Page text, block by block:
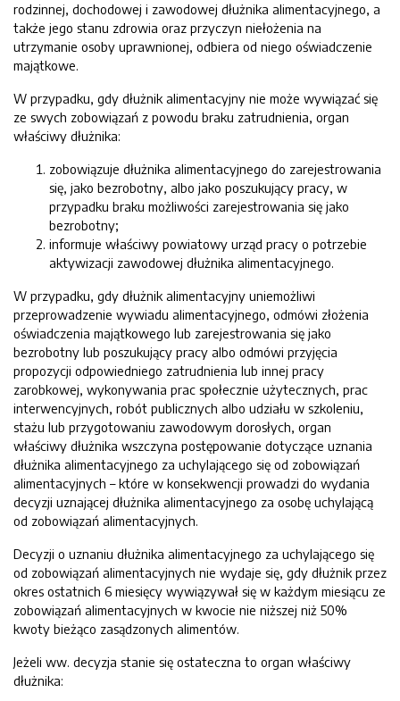
rodzinnej, dochodowej i zawodowej dłużnika alimentacyjnego, a
także jego stanu zdrowia oraz przyczyn niełożenia na
utrzymanie osoby uprawnionej, odbiera od niego oświadczenie
majątkowe.
W przypadku, gdy dłużnik alimentacyjny nie może wywiązać się
ze swych zobowiązań z powodu braku zatrudnienia, organ
właściwy dłużnika:
zobowiązuje dłużnika alimentacyjnego do zarejestrowania
się, jako bezrobotny, albo jako poszukujący pracy, w
przypadku braku możliwości zarejestrowania się jako
bezrobotny;
informuje właściwy powiatowy urząd pracy o potrzebie
aktywizacji zawodowej dłużnika alimentacyjnego.
W przypadku, gdy dłużnik alimentacyjny uniemożliwi
przeprowadzenie wywiadu alimentacyjnego, odmówi złożenia
oświadczenia majątkowego lub zarejestrowania się jako
bezrobotny lub poszukujący pracy albo odmówi przyjęcia
propozycji odpowiedniego zatrudnienia lub innej pracy
zarobkowej, wykonywania prac społecznie użytecznych, prac
interwencyjnych, robót publicznych albo udziału w szkoleniu,
stażu lub przygotowaniu zawodowym dorosłych, organ
właściwy dłużnika wszczyna postępowanie dotyczące uznania
dłużnika alimentacyjnego za uchylającego się od zobowiązań
alimentacyjnych – które w konsekwencji prowadzi do wydania
decyzji uznającej dłużnika alimentacyjnego za osobę uchylającą
od zobowiązań alimentacyjnych.
Decyzji o uznaniu dłużnika alimentacyjnego za uchylającego się
od zobowiązań alimentacyjnych nie wydaje się, gdy dłużnik przez
okres ostatnich 6 miesięcy wywiązywał się w każdym miesiącu ze
zobowiązań alimentacyjnych w kwocie nie niższej niż 50%
kwoty bieżąco zasądzonych alimentów.
Jeżeli ww. decyzja stanie się ostateczna to organ właściwy
dłużnika: